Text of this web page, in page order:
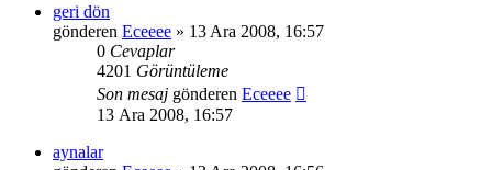
geri dön
gönderen Eceeee » 13 Ara 2008, 16:57
0 Cevaplar
4201 Görüntüleme
Son mesaj gönderen Eceeee
13 Ara 2008, 16:57
aynalar